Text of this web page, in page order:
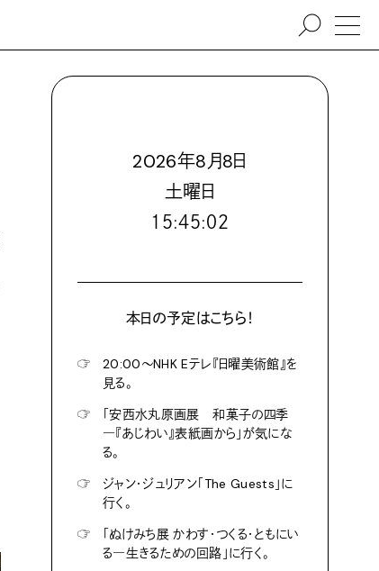
2026年8月8日
土曜日
１５:４５:０３
本日の予定はこちら！
☞
20:00〜NHK Eテレ『日曜美術館』を
見る。
☞
「安西水丸原画展 和菓子の四季
―『あじわい』表紙画から」が気にな
る。
☞
ジャン・ジュリアン「The Guests」に
行く。
☞
「ぬけみち展 かわす・つくる・ともにい
る―生きるための回路」に行く。